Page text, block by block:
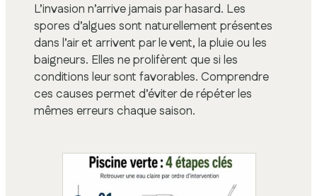
L’invasion n’arrive jamais par hasard. Les
spores d’algues sont naturellement présentes
dans l’air et arrivent par le vent, la pluie ou les
baigneurs. Elles ne prolifèrent que si les
conditions leur sont favorables. Comprendre
ces causes permet d’éviter de répéter les
mêmes erreurs chaque saison.